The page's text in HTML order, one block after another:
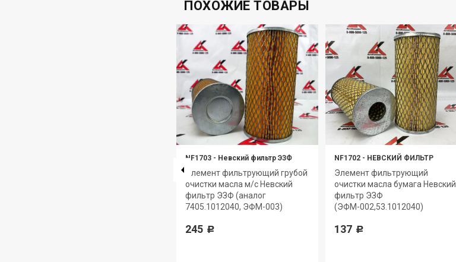
ПОХОЖИЕ ТОВАРЫ
NF1703 - Невский фильтр ЭЗФ
Элемент фильтрующий грубой
очистки масла м/с Невский
фильтр ЭЗФ (аналог
7405.1012040, ЭФМ-003)
245 Р
NF1702 - НЕВСКИЙ ФИЛЬТР
Элемент фильтрующий
очистки масла бумага Невский
фильтр ЭЗФ
(ЭФМ-002,53.1012040)
137 Р